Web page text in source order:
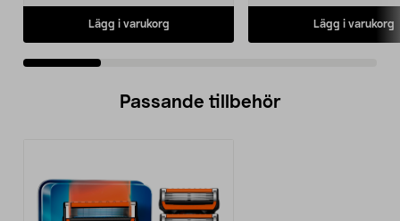
Lägg i varukorg Lägg i varukorg
Passande tillbehör